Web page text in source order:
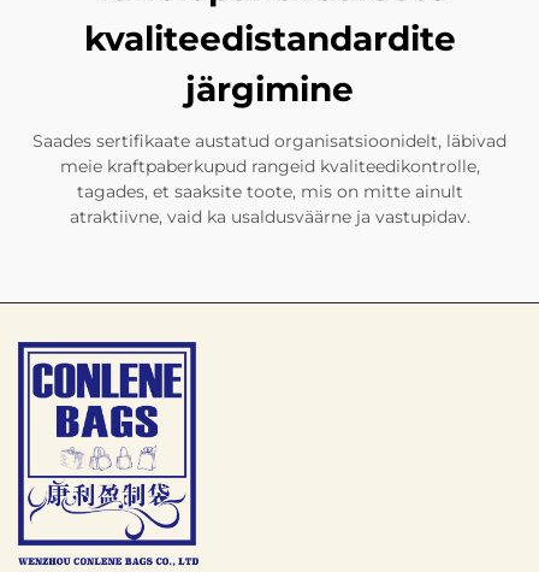
kvaliteedistandardite
järgimine
Saades sertifikaate austatud organisatsioonidelt, läbivad
meie kraftpaberkupud rangeid kvaliteedikontrolle,
tagades, et saaksite toote, mis on mitte ainult
atraktiivne, vaid ka usaldusväärne ja vastupidav.